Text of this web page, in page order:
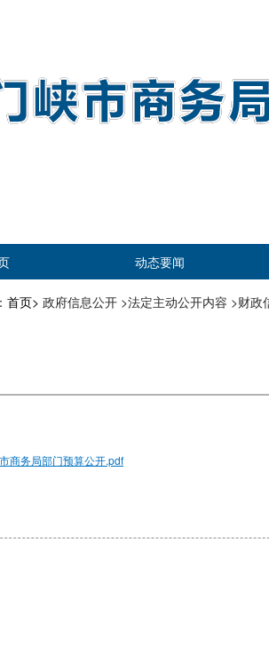
动态要闻
首页> 政府信息公开 >法定主动公开内容 >财政
商务局部门预算公开.pdf